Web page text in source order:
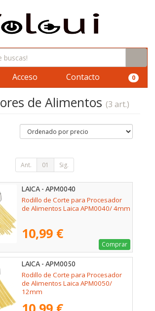
Acceso Contacto 0
de Alimentos (3 art.)
Ant. 01 Sig.
LAICA - APM0040
Rodillo de Corte para Procesador
de Alimentos Laica APM0040/ 4mm
10,99 €
Comprar
LAICA - APM0050
Rodillo de Corte para Procesador
de Alimentos Laica APM0050/
12mm